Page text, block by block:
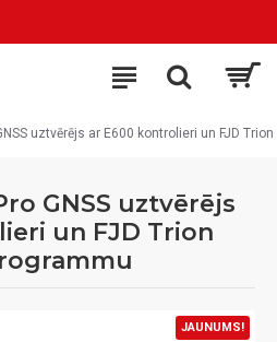
uztvērējs ar E600 kontrolieri un FJD
GNSS uztvērējs
un FJD Trion
JAUNUMS!